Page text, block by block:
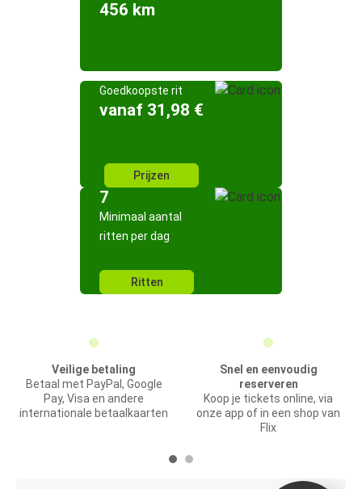
456 km
Goedkoopste rit
vanaf 31,98 €
Prijzen
7
Minimaal aantal
ritten per dag
Ritten
Veilige betaling
Betaal met PayPal, Google
Pay, Visa en andere
internationale betaalkaarten
Snel en eenvoudig
reserveren
Koop je tickets online, via
onze app of in een shop van
Flix